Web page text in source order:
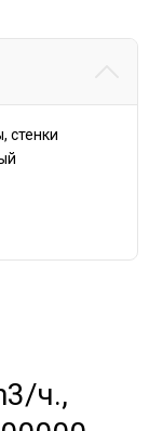
стенки
ч.,